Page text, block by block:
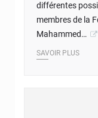
différentes
membres de la
Mahammed…
SAVOIR PLUS